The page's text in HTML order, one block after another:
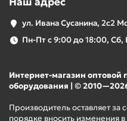
ул. Ивана Сусанина, 2с2
Пн-Пт с 9:00 до 18:00,
Интернет-магазин оптовой
оборудования | ©
Производитель оставляет за
порядке вносить изменения